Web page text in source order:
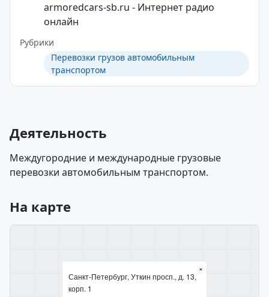
armoredcars-sb.ru - Интернет радио
онлайн
Рубрики
Перевозки грузов автомобильным
транспортом
Деятельность
Междугородние и международные грузовые
перевозки автомобильным транспортом.
На карте
Санкт-Петербург, Уткин просп., д. 13,
корп. 1
×